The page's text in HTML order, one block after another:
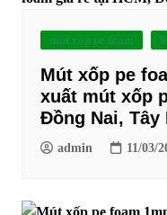
mut xop pe foam
Mút xốp pe
xuất mút xốp
Đồng Nai, Tây
admin 11/03/